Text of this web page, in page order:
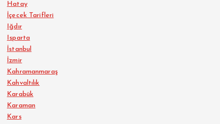
Hatay
İçecek Tarifleri
Iğdır
Isparta
İstanbul
İzmir
Kahramanmaraş
Kahvaltılık
Karabük
Karaman
Kars